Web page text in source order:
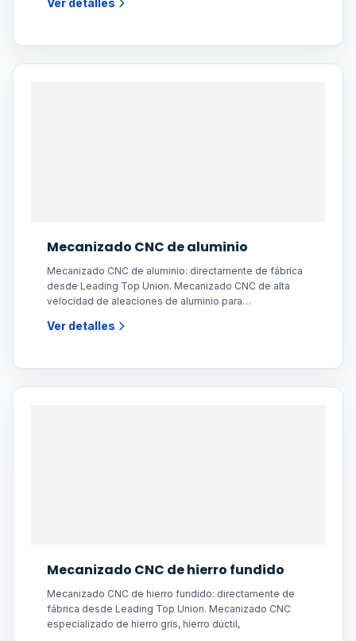
Ver detalles
Mecanizado CNC de aluminio
Mecanizado CNC de aluminio: directamente de fábrica
desde Leading Top Union. Mecanizado CNC de alta
velocidad de aleaciones de aluminio para
Ver detalles
Mecanizado CNC de hierro fundido
Mecanizado CNC de hierro fundido: directamente de
fábrica desde Leading Top Union. Mecanizado CNC
especializado de hierro gris, hierro dúctil,